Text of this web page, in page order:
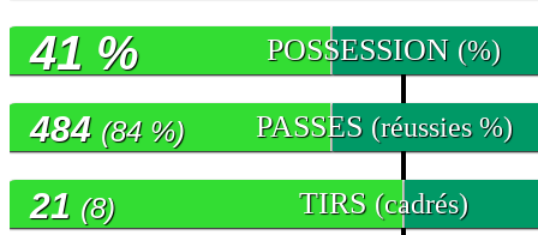
POSSESSION (%)
41 %
PASSES (réussies %)
484 (84 %)
TIRS (cadrés)
21 (8)